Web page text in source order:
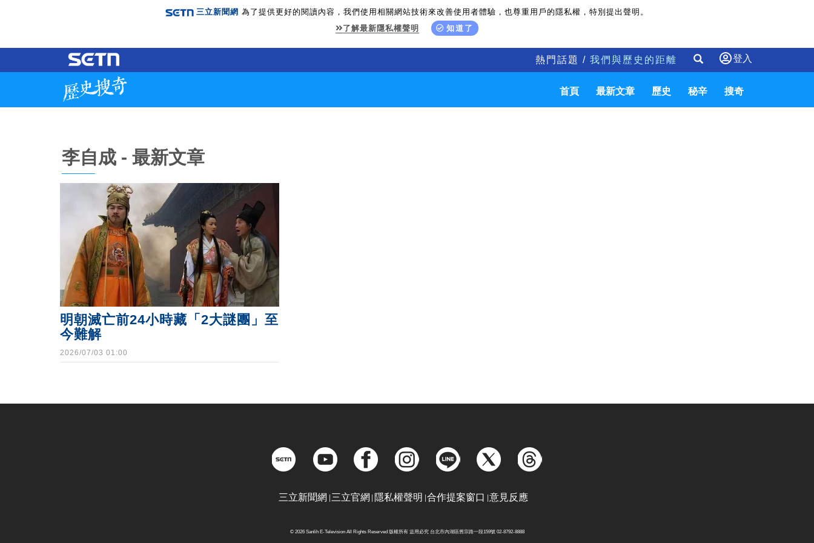
三立新聞網 為了提供更好的閱讀內容，我們使用相關網站技術來改善使用者體驗，也尊重用戶的隱私權，特別提出聲明。
了解最新隱私權聲明
知道了
登入
熱門話題 / 我們與歷史的距離
首頁 最新文章 歷史 秘辛 搜奇
李自成 - 最新文章
明朝滅亡前24小時藏「2大謎團」至
今難解
2026/07/03 01:00
三立新聞網 三立官網 隱私權聲明 合作提案窗口 意見反應
© 2026 Sanlih E-Television All Rights Reserved 版權所有 盜用必究 台北市內湖區舊宗路一段159號 02-8792-8888